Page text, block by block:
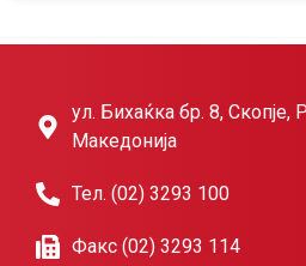
ул. Бихаќка бр. 8, Скопје,
Македонија
Тел. (02) 3293 100
Факс (02) 3293 114